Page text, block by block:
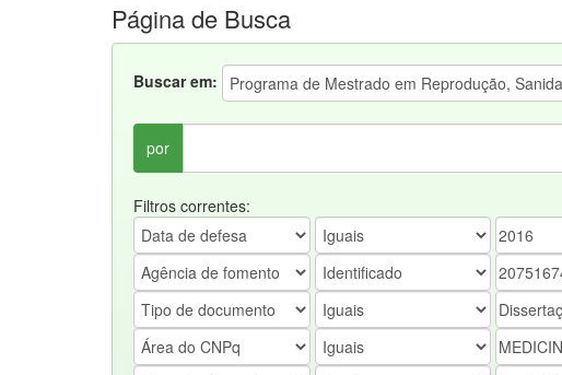
Página de Busca
Buscar em:
por
Filtros correntes: